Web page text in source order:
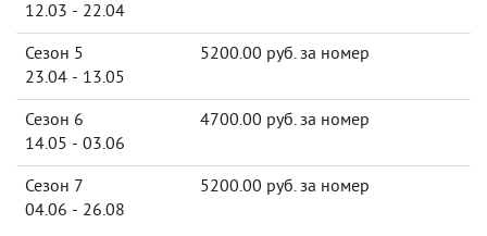
12.03 - 22.04
Сезон 5
23.04 - 13.05
5200.00 руб. за номер
Сезон 6
14.05 - 03.06
4700.00 руб. за номер
Сезон 7
04.06 - 26.08
5200.00 руб. за номер